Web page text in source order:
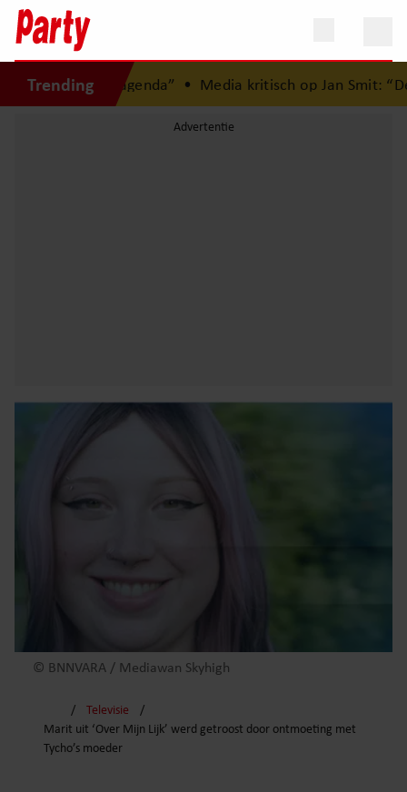
Trending
agenda”• Media kritisch op Jan Smit: “Dertig jaar
© BNNVARA / Mediawan Skyhigh
Televisie
Marit uit ‘Over Mijn Lijk’ werd getroost door ontmoeting met
Tycho’s moeder